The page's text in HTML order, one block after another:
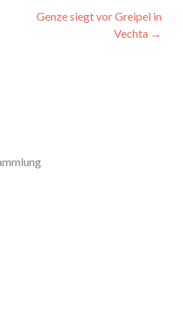
Genze siegt vor Greipel in
Vechta →